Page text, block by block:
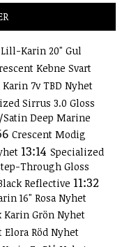
Karin 20" Gul
Kebne Svart
7v TBD Nyhet
Sirrus 3.0 Gloss
Deep Marine
Crescent Modig
13:14 Specialized
Through Gloss
Reflective 11:32
16" Rosa Nyhet
Karin Grön Nyhet
Elora Röd Nyhet